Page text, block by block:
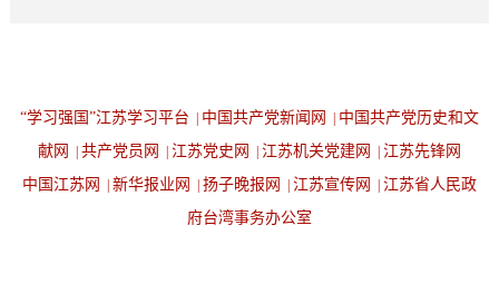
“学习强国”江苏学习平台 中国共产党新闻网
中国共产党历史和文
献网
共产党员网 江苏党史网 江苏机关党建网
江苏先锋网
中国江苏网
新华报业网 扬子晚报网 江苏宣传网
江苏省人民政
府台湾事务办公室